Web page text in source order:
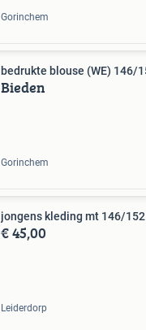
Gorinchem
bedrukte blouse (WE) 146/
Bieden
Gorinchem
jongens kleding mt
€ 45,00
Leiderdorp